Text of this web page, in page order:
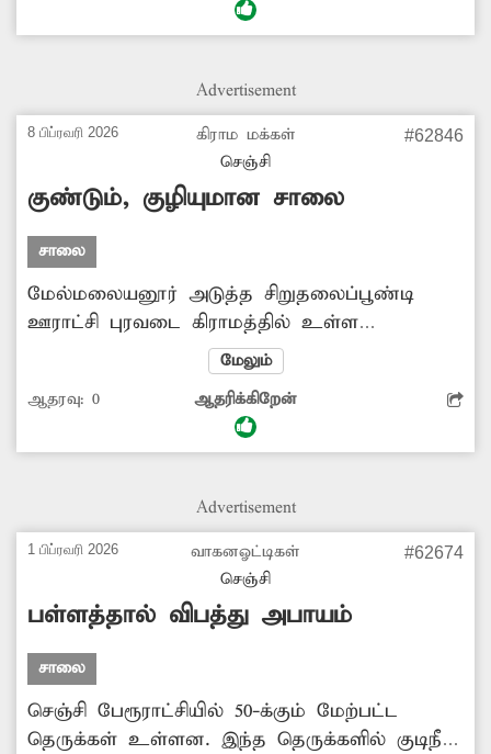
விபத்துகளில் சிக்கிக் கொள்கின்றனர். மேலும்
வேதனையடைகின்றனர். சம்பந்தப்பட்ட
விரைந்து நடவடிக்கை எடுக்க வேண்டியது
Advertisement
8 பிப்ரவரி 2026
கிராம மக்கள்
செஞ்சி
#62846
குண்டும், குழியுமான சாலை
சாலை
மேல்மலையனூர் அடுத்த சிறுதலைப்பூண்டி
ஊராட்சி புரவடை கிராமத்தில் உள்ள
சாலையானது பலத்த சேதமடைந்து குண்டும்,
குழியுமாக காணப்படுகிறது. சாலை பள்ளத்தில்
இருசக்கர வாகன ஓட்டிகள் அடிக்கடி சிக்கி கீழே
விழுகின்றனர். இதை தவிர்க்க சாலையை
வேண்டும் என பொதுமக்கள் கோரிக்கை
மேலும்
ஆதரவு: 0 ஆதரிக்கிறேன்
Advertisement
1 பிப்ரவரி 2026
வாகனஓட்டிகள்
செஞ்சி
#62674
பள்ளத்தால் விபத்து அபாயம்
சாலை
செஞ்சி பேரூராட்சியில் 50-க்கும் மேற்பட்ட
தெருக்கள் உள்ளன. இந்த தெருக்களில் குடிநீர்